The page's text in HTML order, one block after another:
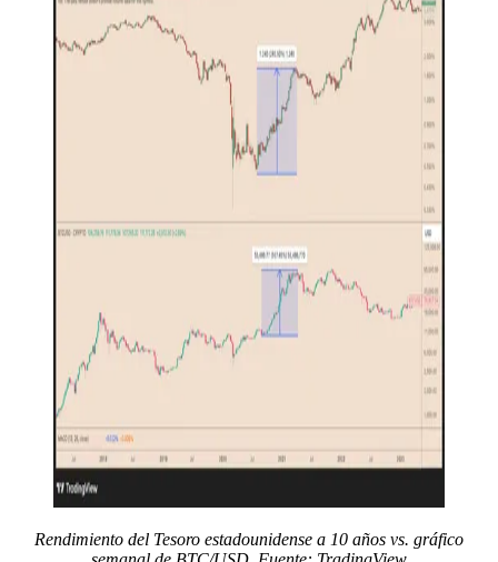
Rendimiento del Tesoro estadounidense a 10 años vs. gráfico